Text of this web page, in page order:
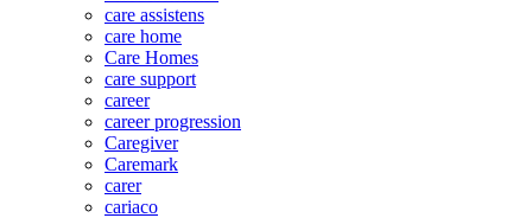
care assistens
care home
Care Homes
care support
career
career progression
Caregiver
Caremark
carer
cariaco